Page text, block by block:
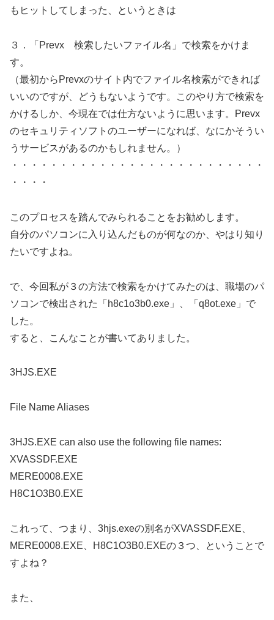
もヒットしてしまった、というときは
３．「Prevx 検索したいファイル名」で検索をかけま
す。
（最初からPrevxのサイト内でファイル名検索ができれば
いいのですが、どうもないようです。このやり方で検索を
かけるしか、今現在では仕方ないように思います。Prevx
のセキュリティソフトのユーザーになれば、なにかそうい
うサービスがあるのかもしれません。）
・・・・・・・・・・・・・・・・・・・・・・・・・・
・・・・
このプロセスを踏んでみられることをお勧めします。
自分のパソコンに入り込んだものが何なのか、やはり知り
たいですよね。
で、今回私が３の方法で検索をかけてみたのは、職場のパ
ソコンで検出された「h8c1o3b0.exe」、「q8ot.exe」で
した。
すると、こんなことが書いてありました。
3HJS.EXE
File Name Aliases
3HJS.EXE can also use the following file names:
XVASSDF.EXE
MERE0008.EXE
H8C1O3B0.EXE
これって、つまり、3hjs.exeの別名がXVASSDF.EXE、
MERE0008.EXE、H8C1O3B0.EXEの３つ、ということで
すよね？
また、